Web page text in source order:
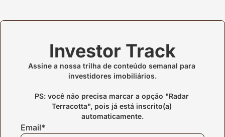
Investor Track
Assine a nossa trilha de conteúdo semanal para
investidores imobiliários.
PS: você não precisa marcar a opção "Radar
Terracotta", pois já está inscrito(a)
automaticamente.
Email*